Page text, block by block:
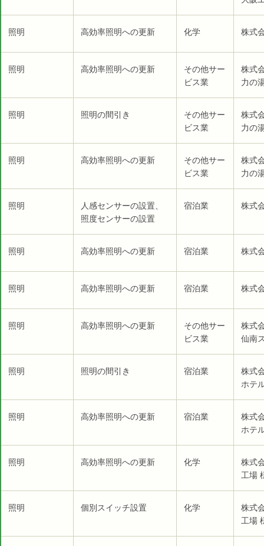
照明 高効率照明への更新 化学 株式
照明 高効率照明への更新
その他サー
ビス業
株式
力の
照明 照明の間引き
その他サー
ビス業
株式
力の
照明 高効率照明への更新
その他サー
ビス業
株式
力の
照明
人感センサーの設置、
照度センサーの設置
宿泊業 株式
照明 高効率照明への更新 宿泊業 株式
照明 高効率照明への更新 宿泊業 株式
照明 高効率照明への更新
その他サー
ビス業
株式
仙南
照明 照明の間引き 宿泊業
株式
ホテ
照明 高効率照明への更新 宿泊業
株式
ホテ
照明 高効率照明への更新 化学
株式
工場
照明 個別スイッチ設置 化学
株式
工場